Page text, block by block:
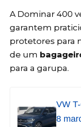
A Dominar 400
garantem
protetores para
de um
para a garupa.
VW
8